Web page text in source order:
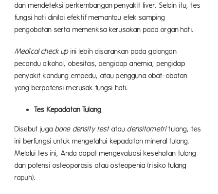
dan mendeteksi perkembangan penyakit liver. Selain itu, tes
fungsi hati dinilai efektif memantau efek samping
pengobatan serta memeriksa kerusakan pada organ hati.
Medical check upini lebih disarankan pada golongan
pecandu alkohol, obesitas, pengidap anemia, pengidap
penyakit kandung empedu, atau pengguna obat-obatan
yang berpotensi merusak fungsi hati.
Tes Kepadatan Tulang
Disebut juga bone density testataudensitometritulang, tes
ini berfungsi untuk mengetahui kepadatan mineral tulang.
Melalui tes ini, Anda dapat mengevaluasi kesehatan tulang
dan potensi osteoporosis atau osteopenia (risiko tulang
rapuh).